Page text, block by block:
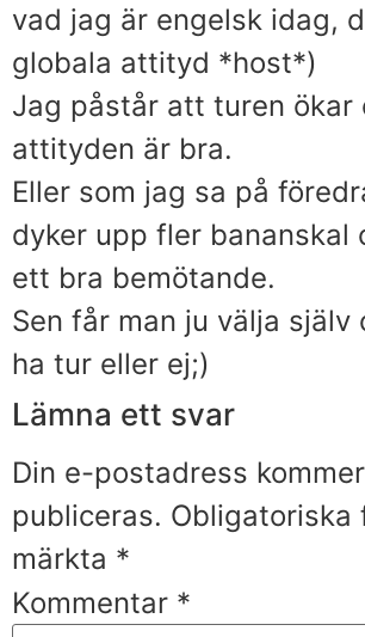
vad jag är engelsk idag,
globala attityd *host*)
Jag påstår att turen ökar
attityden är bra.
Eller som jag sa på
dyker upp fler bananskal
ett bra bemötande.
Sen får man ju välja själv
ha tur eller ej;)
Lämna ett svar
Din e-postadress
publiceras. Obligatoriska
märkta *
Kommentar *